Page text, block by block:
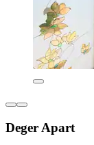
Deger Apart